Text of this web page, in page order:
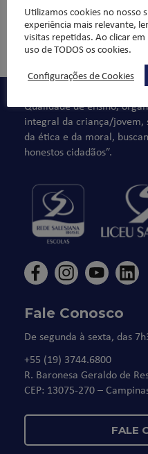
Comentários não são
Qualidade de ensino,
integral da criança/jovem,
da ética e da moral,
honestos cidadãos”.
Fale Conosco
De segunda à sexta, das
+55 (19) 3744.6800
R. Baronesa Geraldo de
CEP: 13075-270 –
FALE
Utilizamos cookies no nosso
experiência mais relevante,
visitas repetidas. Ao clicar
uso de TODOS os cookies.
Configurações de Cookies